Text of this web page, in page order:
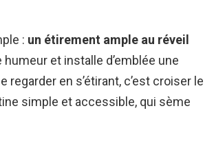
: un étirement ample au réveil
humeur et installe d’emblée une
en s’étirant, c’est croiser le
simple et accessible, qui sème